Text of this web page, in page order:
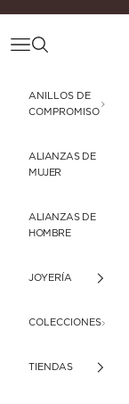
MenúBuscar
ANILLOS DE
COMPROMISO
ALIANZAS DE
MUJER
ALIANZAS DE
HOMBRE
JOYERÍA
COLECCIONES
TIENDAS